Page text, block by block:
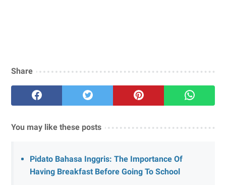
Share
You may like these posts
Pidato Bahasa Inggris: The Importance Of
Having Breakfast Before Going To School